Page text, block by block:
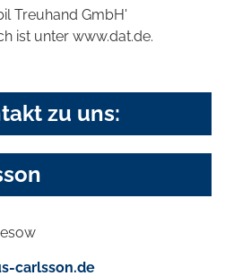
Treuhand GmbH'
ist unter www.dat.de.
zu uns:
carlsson.de